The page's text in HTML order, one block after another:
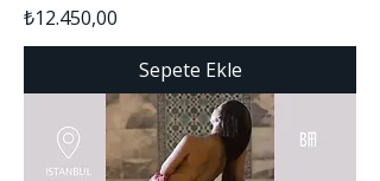
Fiyat
₺12.450,00
Sepete Ekle